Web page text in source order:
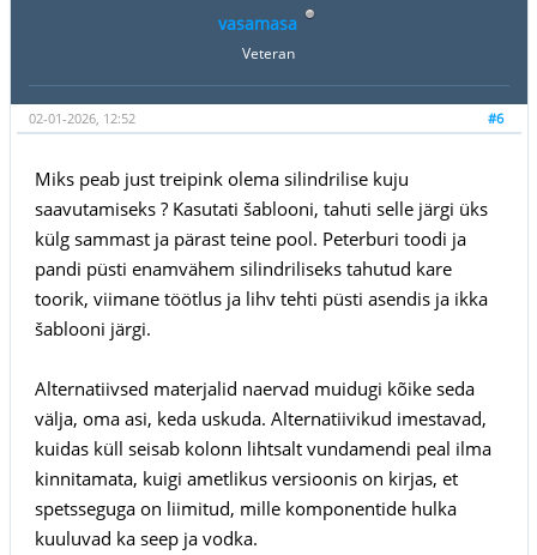
vasamasa
Veteran
#6
02-01-2026, 12:52
Miks peab just treipink olema silindrilise kuju
saavutamiseks ? Kasutati šablooni, tahuti selle järgi üks
külg sammast ja pärast teine pool. Peterburi toodi ja
pandi püsti enamvähem silindriliseks tahutud kare
toorik, viimane töötlus ja lihv tehti püsti asendis ja ikka
šablooni järgi.
Alternatiivsed materjalid naervad muidugi kõike seda
välja, oma asi, keda uskuda. Alternatiivikud imestavad,
kuidas küll seisab kolonn lihtsalt vundamendi peal ilma
kinnitamata, kuigi ametlikus versioonis on kirjas, et
spetsseguga on liimitud, mille komponentide hulka
kuuluvad ka seep ja vodka.